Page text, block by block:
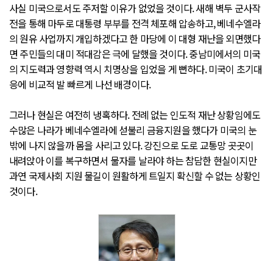
사실 미국으로서도 주저할 이유가 없었을 것이다. 새해 벽두 군사작
전을 통해 마두로 대통령 부부를 전격 체포해 압송하고, 베네수엘라
의 원유 사업까지 개입하겠다고 한 마당에 이 대형 재난을 외면했다
면 주민들의 대미 적대감은 극에 달했을 것이다. 중남미에서의 미국
의 지도력과 영향력 역시 치명상을 입었을 게 뻔하다. 미국이 초기대
응에 비교적 발 빠르게 나선 배경이다.
그러나 현실은 여전히 냉혹하다. 전례 없는 인도적 재난 상황임에도
수많은 나라가 베네수엘라에 섣불리 금융지원을 했다가 미국의 눈
밖에 나지 않을까 몸을 사리고 있다. 강진으로 도로 교통망 곳곳이
내려앉아 이를 복구하면서 물자를 날라야 하는 참담한 현실이지만
과연 국제사회 지원 물길이 원활하게 트일지 확신할 수 없는 상황인
것이다.